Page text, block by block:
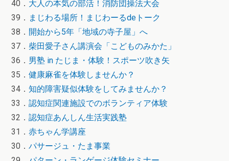
40． 大人の本気の部活！消防団操法大会
39． まじわる場所！まじわーるdeトーク
38． 開始から5年「地域の寺子屋」へ
37． 柴田愛子さん講演会「こどものみかた」
36． 男塾 in たじま・体験！スポーツ吹き矢
35． 健康麻雀を体験しませんか？
34． 知的障害疑似体験をしてみませんか？
33． 認知症関連施設でのボランティア体験
32． 認知症あんしん生活実践塾
31． 赤ちゃん学講座
30． パサージュ・たま事業